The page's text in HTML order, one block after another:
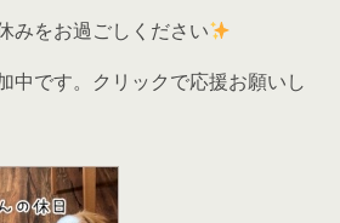
みをお過ごしください
中です。クリックで応援お願いし